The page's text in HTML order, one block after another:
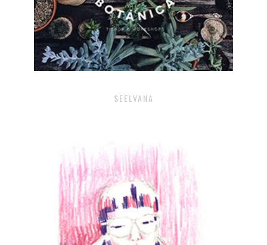
SEELVANA